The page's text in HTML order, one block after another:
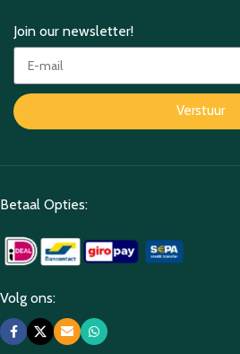
Join our newsletter!
Verstuur
Betaal Opties:
Volg ons: